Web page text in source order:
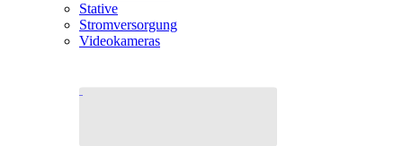
Stative
Stromversorgung
Videokameras